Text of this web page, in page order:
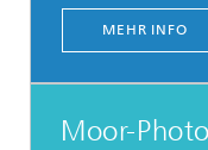
MEHR INFO
Moor-